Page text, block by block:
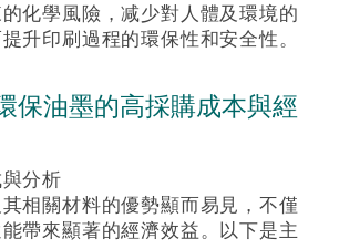
化學風險，减少對人體及環境的
升印刷過程的環保性和安全性。
保油墨的高採購成本與經
分析
相關材料的優勢顯而易見，不僅
帶來顯著的經濟效益。以下是主